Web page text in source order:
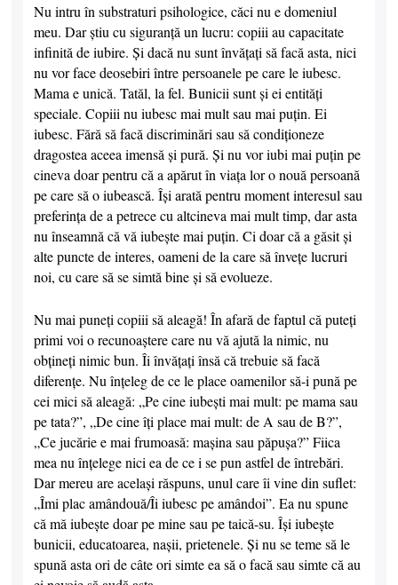
Nu intru în substraturi psihologice, căci nu e domeniul
meu. Dar ştiu cu siguranţă un lucru: copiii au capacitate
infinită de iubire. Şi dacă nu sunt învăţaţi să facă asta, nici
nu vor face deosebiri între persoanele pe care le iubesc.
Mama e unică. Tatăl, la fel. Bunicii sunt şi ei entităţi
speciale. Copiii nu iubesc mai mult sau mai puţin. Ei
iubesc. Fără să facă discriminări sau să condiţioneze
dragostea aceea imensă şi pură. Şi nu vor iubi mai puţin pe
cineva doar pentru că a apărut în viaţa lor o nouă persoană
pe care să o iubească. Îşi arată pentru moment interesul sau
preferinţa de a petrece cu altcineva mai mult timp, dar asta
nu înseamnă că vă iubeşte mai puţin. Ci doar că a găsit şi
alte puncte de interes, oameni de la care să înveţe lucruri
noi, cu care să se simtă bine şi să evolueze.
Nu mai puneţi copiii să aleagă! În afară de faptul că puteţi
primi voi o recunoaştere care nu vă ajută la nimic, nu
obţineţi nimic bun. Îi învăţaţi însă că trebuie să facă
diferenţe. Nu înţeleg de ce le place oamenilor să-i pună pe
cei mici să aleagă: „Pe cine iubeşti mai mult: pe mama sau
pe tata?”, „De cine îţi place mai mult: de A sau de B?”,
„Ce jucărie e mai frumoasă: maşina sau păpuşa?” Fiica
mea nu înţelege nici ea de ce i se pun astfel de întrebări.
Dar mereu are acelaşi răspuns, unul care îi vine din suflet:
„Îmi plac amândouă/Îi iubesc pe amândoi”. Ea nu spune
că mă iubeşte doar pe mine sau pe taică-su. Îşi iubeşte
bunicii, educatoarea, naşii, prietenele. Şi nu se teme să le
spună asta ori de câte ori simte ea să o facă sau simte că au